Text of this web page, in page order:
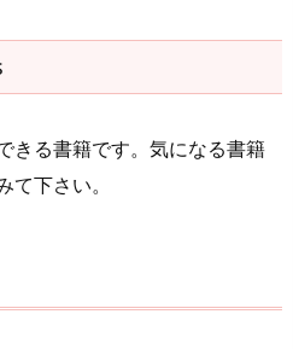
きる書籍です。気になる書籍
下さい。